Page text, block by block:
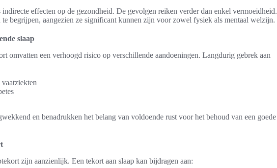
effecten op de gezondheid. De gevolgen reiken verder dan enkel vermoeidheid.
begrijpen, aangezien ze significant kunnen zijn voor zowel fysiek als mentaal welzijn.
slaap
omvatten een verhoogd risico op verschillende aandoeningen. Langdurig gebrek aan
en benadrukken het belang van voldoende rust voor het behoud van een goede
zijn aanzienlijk. Een tekort aan slaap kan bijdragen aan: